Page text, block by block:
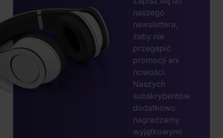
naszego
newslettera,
żeby nie
przegapić
promocji ani
nowości.
Naszych
subskrybentów
dodatkowo
nagradzamy
wyjątkowymi